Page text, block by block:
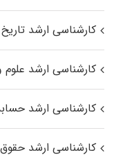
کارشناسی ارشد تاریخ
کارشناسی ارشد
کارشناسی ارشد
کارشناسی ارشد حقوق